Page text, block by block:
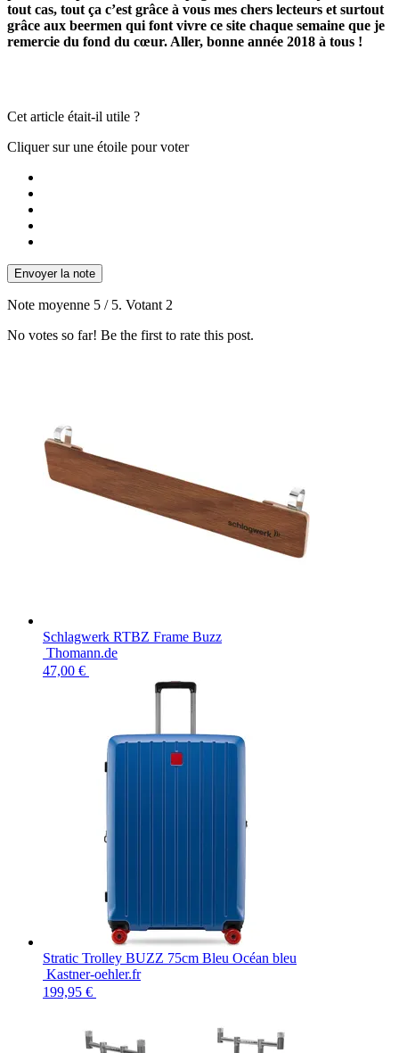
tout cas, tout ça c’est grâce à vous mes chers lecteurs et surtout
grâce aux beermen qui font vivre ce site chaque semaine que je
remercie du fond du cœur. Aller, bonne année 2018 à tous !
Cet article était-il utile ?
Cliquer sur une étoile pour voter
Envoyer la note
Note moyenne 5 / 5. Votant 2
No votes so far! Be the first to rate this post.
Schlagwerk RTBZ Frame Buzz
Thomann.de
47,00 €
Stratic Trolley BUZZ 75cm Bleu Océan bleu
Kastner-oehler.fr
199,95 €